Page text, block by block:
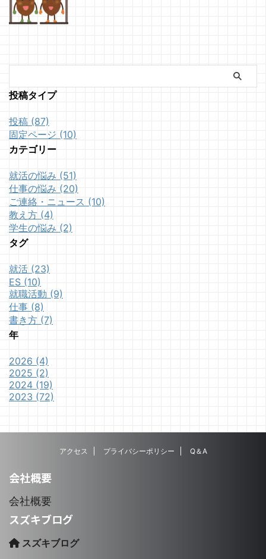
投稿タイプ
投稿 (87)
固定ページ (10)
カテゴリー
就活の悩み (51)
仕事の悩み (20)
ご連絡・ニュース (10)
教え方 (4)
学生の悩み (2)
タグ
就活 (23)
ES (10)
就職活動 (9)
仕事 (8)
書き方 (7)
年
2026 (4)
2025 (2)
2024 (19)
2023 (72)
アクセス プライバシーポリシー Q＆A
会社概要
会社概要
スズキブログ
スズキブログ